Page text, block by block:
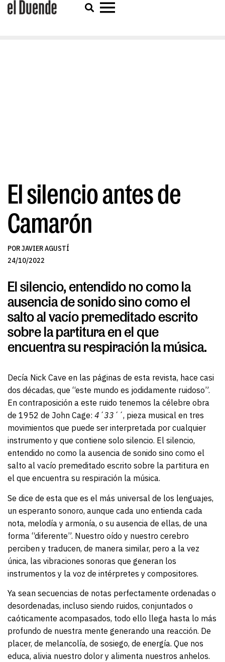
El silencio antes de
Camarón
POR JAVIER AGUSTÍ
24/10/2022
El silencio, entendido no como la
ausencia de sonido sino como el
salto al vacío premeditado escrito
sobre la partitura en el que
encuentra su respiración la música.
Decía Nick Cave en las páginas de esta revista, hace casi
dos décadas, que “este mundo es jodidamente ruidoso”.
En contraposición a este ruido tenemos la célebre obra
de 1952 de John Cage: 4´33´´, pieza musical en tres
movimientos que puede ser interpretada por cualquier
instrumento y que contiene solo silencio. El silencio,
entendido no como la ausencia de sonido sino como el
salto al vacío premeditado escrito sobre la partitura en
el que encuentra su respiración la música.
Se dice de esta que es el más universal de los lenguajes,
un esperanto sonoro, aunque cada uno entienda cada
nota, melodía y armonía, o su ausencia de ellas, de una
forma “diferente”. Nuestro oído y nuestro cerebro
perciben y traducen, de manera similar, pero a la vez
única, las vibraciones sonoras que generan los
instrumentos y la voz de intérpretes y compositores.
Ya sean secuencias de notas perfectamente ordenadas o
desordenadas, incluso siendo ruidos, conjuntados o
caóticamente acompasados, todo ello llega hasta lo más
profundo de nuestra mente generando una reacción. De
placer, de melancolía, de sosiego, de energía. Que nos
educa, alivia nuestro dolor y alimenta nuestros anhelos.